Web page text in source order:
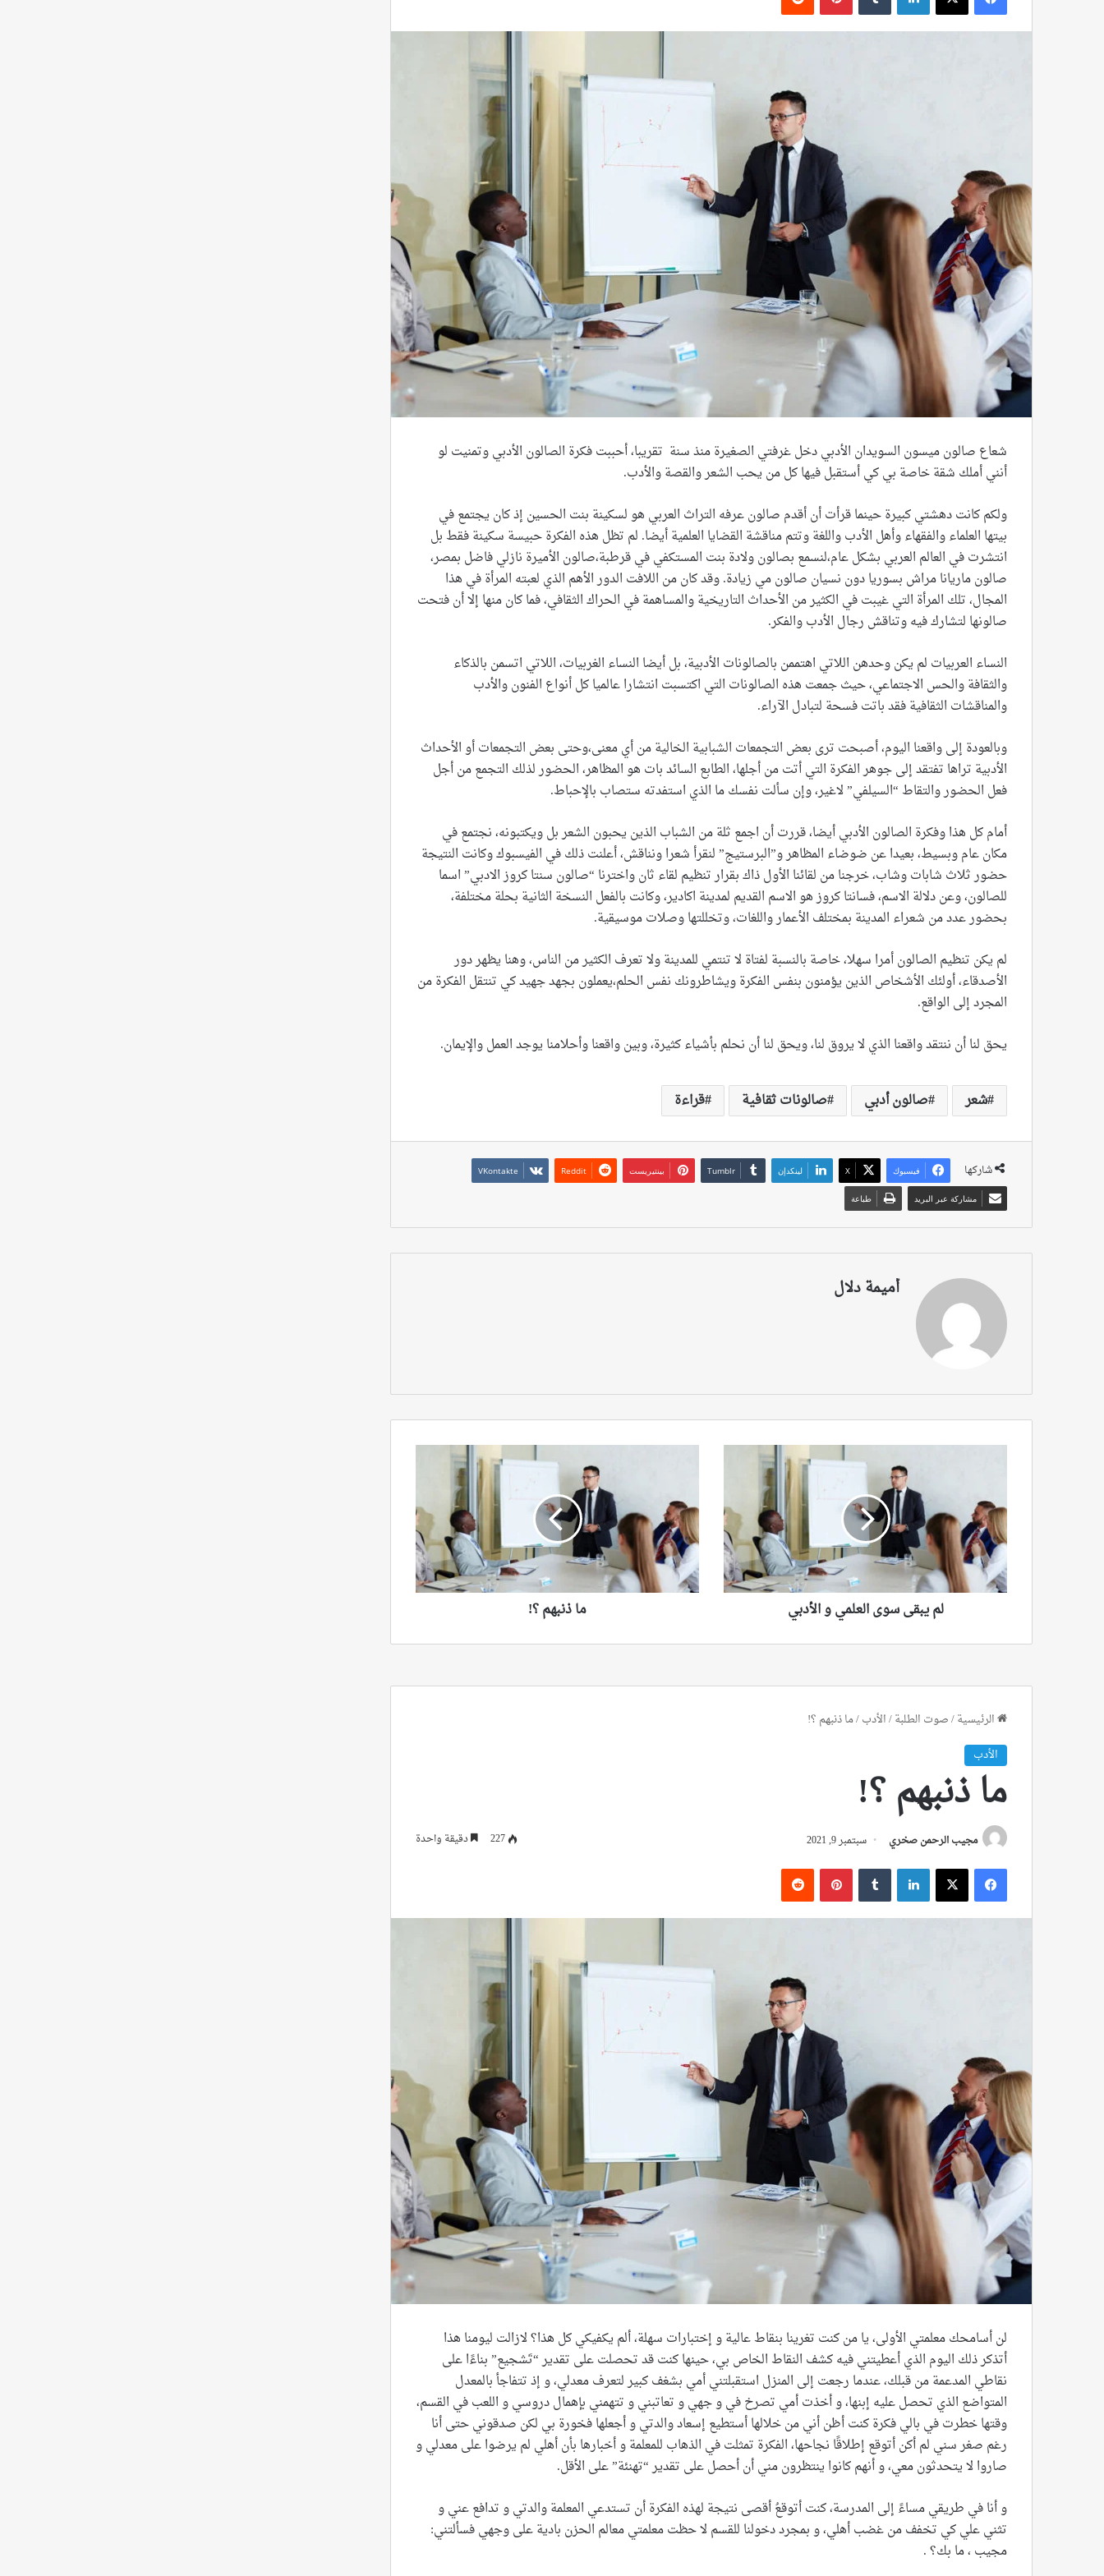
شعاع صالون ميسون السويدان الأدبي دخل غرفتي الصغيرة منذ سنة تقريبا، أحببت فكرة الصالون الأدبي وتمنيت لو
أنني أملك شقة خاصة بي كي أستقبل فيها كل من يحب الشعر والقصة والأدب.
ولكم كانت دهشتي كبيرة حينما قرأت أن أقدم صالون عرفه التراث العربي هو لسكينة بنت الحسين إذ كان يجتمع في
بيتها العلماء والفقهاء وأهل الأدب واللغة وتتم مناقشة القضايا العلمية أيضا. لم تظل هذه الفكرة حبيسة سكينة فقط بل
انتشرت في العالم العربي بشكل عام،لنسمع بصالون ولادة بنت المستكفي في قرطبة،صالون الأميرة نازلي فاضل بمصر،
صالون ماريانا مراش بسوريا دون نسيان صالون مي زيادة. وقد كان من اللافت الدور الأهم الذي لعبته المرأة في هذا
المجال، تلك المرأة التي غيبت في الكثير من الأحداث التاريخية والمساهمة في الحراك الثقافي، فما كان منها إلا أن فتحت
صالونها لتشارك فيه وتناقش رجال الأدب والفكر.
النساء العربيات لم يكن وحدهن اللاتي اهتممن بالصالونات الأدبية، بل أيضا النساء الغربيات، اللاتي اتسمن بالذكاء
والثقافة والحس الاجتماعي، حيث جمعت هذه الصالونات التي اكتسبت انتشارا عالميا كل أنواع الفنون والأدب
والمناقشات الثقافية فقد باتت فسحة لتبادل الآراء.
وبالعودة إلى واقعنا اليوم، أصبحت ترى بعض التجمعات الشبابية الخالية من أي معنى،وحتى بعض التجمعات أو الأحداث
الأدبية تراها تفتقد إلى جوهر الفكرة التي أتت من أجلها، الطابع السائد بات هو المظاهر، الحضور لذلك التجمع من أجل
فعل الحضور والتقاط “السيلفي” لاغير، وإن سألت نفسك ما الذي استفدته ستصاب بالإحباط.
أمام كل هذا وفكرة الصالون الأدبي أيضا، قررت أن اجمع ثلة من الشباب الذين يحبون الشعر بل ويكتبونه، نجتمع في
مكان عام وبسيط، بعيدا عن ضوضاء المظاهر و”البرستيج” لنقرأ شعرا ونناقش، أعلنت ذلك في الفيسبوك وكانت النتيجة
حضور ثلاث شابات وشاب، خرجنا من لقائنا الأول ذاك بقرار تنظيم لقاء ثان واخترنا “صالون سنتا كروز الادبي” اسما
للصالون، وعن دلالة الاسم، فسانتا كروز هو الاسم القديم لمدينة اكادير، وكانت بالفعل النسخة الثانية بحلة مختلفة،
بحضور عدد من شعراء المدينة بمختلف الأعمار واللغات، وتخللتها وصلات موسيقية.
لم يكن تنظيم الصالون أمرا سهلا، خاصة بالنسبة لفتاة لا تنتمي للمدينة ولا تعرف الكثير من الناس، وهنا يظهر دور
الأصدقاء، أولئك الأشخاص الذين يؤمنون بنفس الفكرة ويشاطرونك نفس الحلم،يعملون بجهد جهيد كي تنتقل الفكرة من
المجرد إلى الواقع.
يحق لنا أن ننتقد واقعنا الذي لا يروق لنا، ويحق لنا أن نحلم بأشياء كثيرة، وبين واقعنا وأحلامنا يوجد العمل والإيمان.
شعر صالون أدبي صالونات ثقافية قراءة
شاركها فيسبوك ‫X لينكدإن بينتيريست
مشاركة عبر البريد طباعة
أميمة دلال
العلمي
و
الأدبي
لم يبقى سوى العلمي و الأدبي ما ذنبهم ؟!